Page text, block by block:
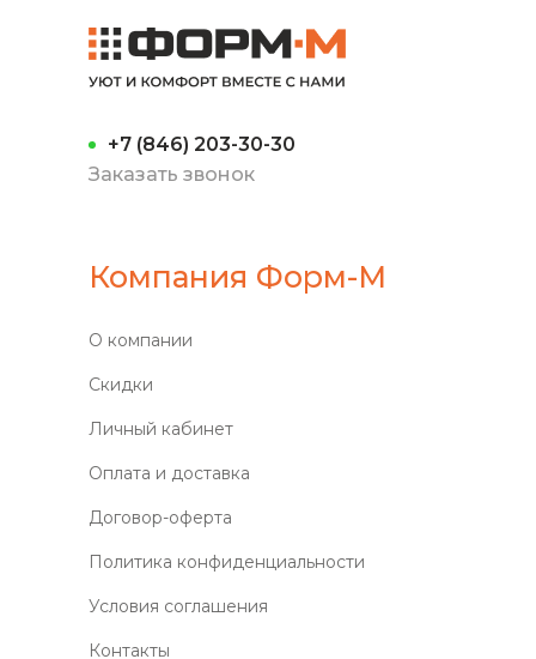
+7 (846) 203-30-30
Заказать звонок
Компания Форм-М
О компании
Скидки
Личный кабинет
Оплата и доставка
Договор-оферта
Политика конфиденциальности
Условия соглашения
Контакты